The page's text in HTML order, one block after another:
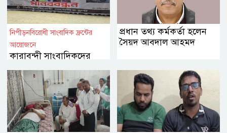
নিপীড়নবিরোধী সাংবাদিক ফ্রন্টের
আয়োজনে
কারাবন্দী সাংবাদিকদের
প্রধান তথ্য কর্মকর্তা হলেন
সৈয়দ আবদাল আহমদ